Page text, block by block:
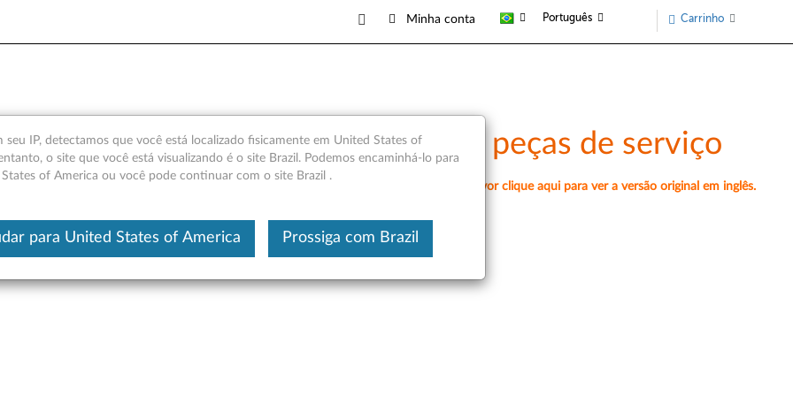
Minha conta Português Carrinho
Centre 6Gbps - Visão geral e peças de serviço
Este é um artigo traduzido automaticamente, por favor clique aqui para ver a versão original em inglês.
seu IP, detectamos que você está localizado fisicamente em United States of
o site que você está visualizando é o site Brazil. Podemos encaminhá-lo para
of America ou você pode continuar com o site Brazil .
para United States of America Prossiga com Brazil